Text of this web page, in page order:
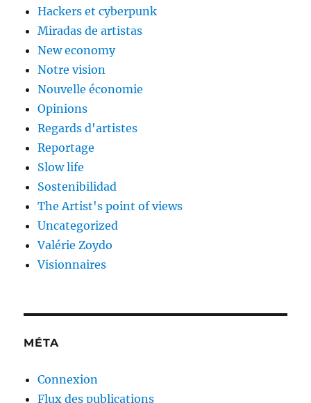
Hackers et cyberpunk
Miradas de artistas
New economy
Notre vision
Nouvelle économie
Opinions
Regards d'artistes
Reportage
Slow life
Sostenibilidad
The Artist's point of views
Uncategorized
Valérie Zoydo
Visionnaires
MÉTA
Connexion
Flux des publications